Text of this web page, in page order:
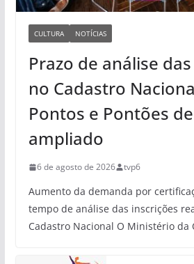
CULTURA NOTÍCIAS
Prazo de análise
no Cadastro
Pontos e Pontões
ampliado
6 de agosto de 2026 tvp6
Aumento da demanda por
tempo de análise das inscrições
Cadastro Nacional O Ministério da